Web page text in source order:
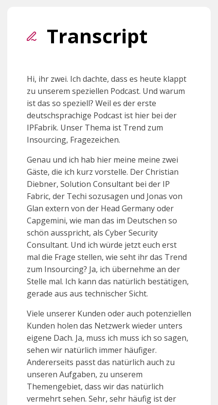
Transcript
Hi, ihr zwei. Ich dachte, dass es heute klappt
zu unserem speziellen Podcast. Und warum
ist das so speziell? Weil es der erste
deutschsprachige Podcast ist hier bei der
IPFabrik. Unser Thema ist Trend zum
Insourcing, Fragezeichen.
Genau und ich hab hier meine meine zwei
Gäste, die ich kurz vorstelle. Der Christian
Diebner, Solution Consultant bei der IP
Fabric, der Techi sozusagen und Jonas von
Glan extern von der Head Germany oder
Capgemini, wie man das im Deutschen so
schön ausspricht, als Cyber Security
Consultant. Und ich würde jetzt euch erst
mal die Frage stellen, wie seht ihr das Trend
zum Insourcing? Ja, ich übernehme an der
Stelle mal. Ich kann das natürlich bestätigen,
gerade aus aus technischer Sicht.
Viele unserer Kunden oder auch potenziellen
Kunden holen das Netzwerk wieder unters
eigene Dach. Ja, muss ich muss ich so sagen,
sehen wir natürlich immer häufiger.
Andererseits passt das natürlich auch zu
unseren Aufgaben, zu unserem
Themengebiet, dass wir das natürlich
vermehrt sehen. Sehr, sehr häufig ist der